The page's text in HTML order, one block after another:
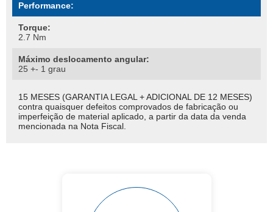
Performance:
Torque:
2.7 Nm
Máximo deslocamento angular:
25 +- 1 grau
15 MESES (GARANTIA LEGAL + ADICIONAL DE 12 MESES)
contra quaisquer defeitos comprovados de fabricação ou
imperfeição de material aplicado, a partir da data da venda
mencionada na Nota Fiscal.